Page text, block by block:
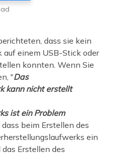
dass sie kein
einem USB-Stick oder
konnten. Wenn Sie
"Das
kann nicht erstellt
ist ein Problem
beim Erstellen des
ein
Erstellen des